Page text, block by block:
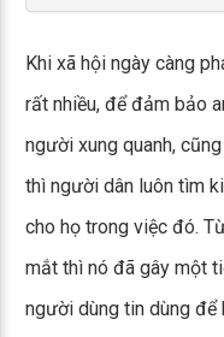
Khi xã hội ngày càng
rất nhiều, để đảm bảo
người xung quanh,
thì người dân luôn tìm
cho họ trong việc đó.
mắt thì nó đã gây một
người dùng tin dùng để